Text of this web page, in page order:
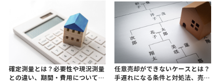
確定測量とは？必要性や現況測量
との違い、期間・費用について宅
任意売却ができないケースとは？
手遅れになる条件と対処法、売却